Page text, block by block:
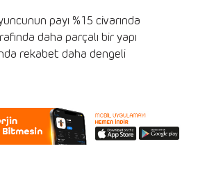
payı %15 civarında
daha parçalı bir yapı
rekabet daha dengeli